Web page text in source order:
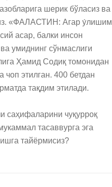
шерик бўласиз ва
«ФАЛАСТИН: Агар у́лишим
асар, балки инсон
умиднинг сўнмаслиги
Ҳамид Содиқ томонидан
этилган. 400 бетдан
тақдим этилади.
саҳифаларини чуқурроқ
тасаввурга эга
тайёрмисиз?